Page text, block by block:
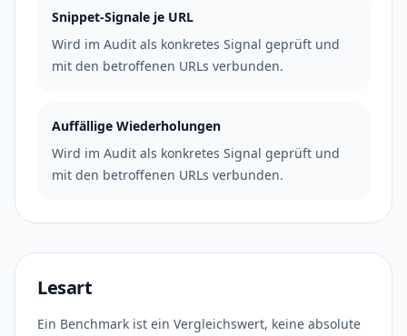
Snippet-Signale je URL
Wird im Audit als konkretes Signal geprüft und
mit den betroffenen URLs verbunden.
Auffällige Wiederholungen
Wird im Audit als konkretes Signal geprüft und
mit den betroffenen URLs verbunden.
Lesart
Ein Benchmark ist ein Vergleichswert, keine absolute